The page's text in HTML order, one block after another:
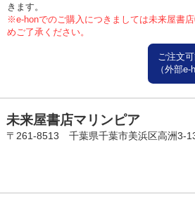
きます。
※e-honでのご購入につきましては未来屋書
めご了承ください。
ご注文
（外部
未来屋書店マリンピア
〒261-8513 千葉県千葉市美浜区高洲3-